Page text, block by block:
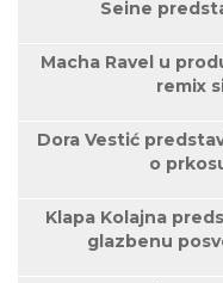
Seine
Macha Ravel u
remix
Dora Vestić
o
Klapa Kolajna
glazbenu